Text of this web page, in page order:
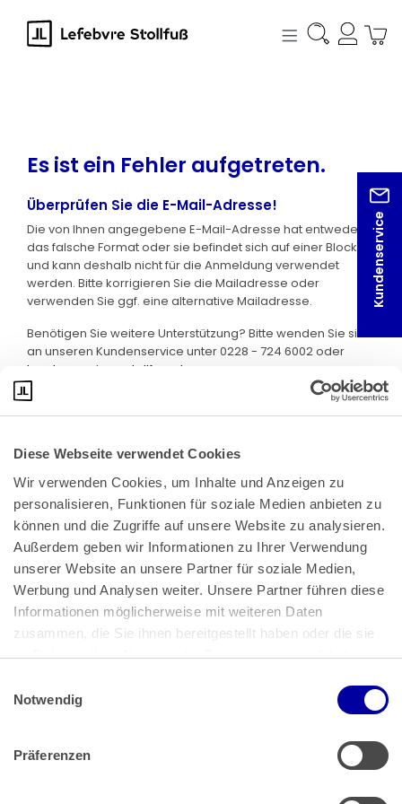
Diese Webseite verwendet Cookies
Wir verwenden Cookies, um Inhalte und Anzeigen zu
personalisieren, Funktionen für soziale Medien anbieten zu
können und die Zugriffe auf unsere Website zu analysieren.
Außerdem geben wir Informationen zu Ihrer Verwendung
unserer Website an unsere Partner für soziale Medien,
Werbung und Analysen weiter. Unsere Partner führen diese
Informationen möglicherweise mit weiteren Daten
zusammen, die Sie ihnen bereitgestellt haben oder die sie
im Rahmen Ihrer Nutzung der Dienste gesammelt haben.
Impressum
Notwendig
Präferenzen
springen
Kundenservice
Es ist ein Fehler aufgetreten.
Überprüfen Sie die E-Mail-Adresse!
Die von Ihnen angegebene E-Mail-Adresse hat entweder
das falsche Format oder sie befindet sich auf einer Blocklist
und kann deshalb nicht für die Anmeldung verwendet
werden. Bitte korrigieren Sie die Mailadresse oder
verwenden Sie ggf. eine alternative Mailadresse.
Benötigen Sie weitere Unterstützung? Bitte wenden Sie sich
an unseren Kundenservice unter 0228 - 724 6002 oder
kundenservice@stollfuss.de
Bundeskanzlerplatz 2
53113 Bonn
Pressemitteilungen|AGB
Impressum|Datenschutz